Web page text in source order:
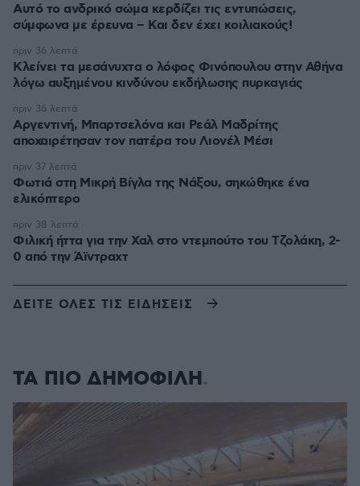
Αυτό το ανδρικό σώμα κερδίζει τις εντυπώσεις,
σύμφωνα με έρευνα – Και δεν έχει κοιλιακούς!
Κλείνει τα μεσάνυχτα ο λόφος Φινόπουλου στην Αθήνα
λόγω αυξημένου κινδύνου εκδήλωσης πυρκαγιάς
πριν 36 λεπτά
Αργεντινή, Μπαρτσελόνα και Ρεάλ Μαδρίτης
αποχαιρέτησαν τον πατέρα του Λιονέλ Μέσι
πριν 36 λεπτά
Φωτιά στη Μικρή Βίγλα της Νάξου, σηκώθηκε ένα
ελικόπτερο
πριν 37 λεπτά
Φιλική ήττα για την Χαλ στο ντεμπούτο του Τζολάκη, 2-
0 από την Άϊντραχτ
πριν 38 λεπτά
ΔΕΙΤΕ ΟΛΕΣ ΤΙΣ ΕΙΔΗΣΕΙΣ
ΤΑ ΠΙΟ ΔΗΜΟΦΙΛΗ